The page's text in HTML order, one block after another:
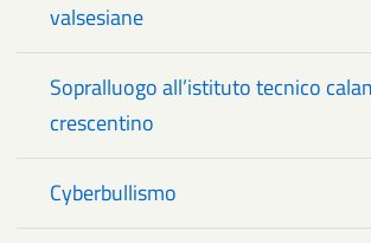
valsesiane
Sopralluogo all’istituto tecnico
crescentino
Cyberbullismo